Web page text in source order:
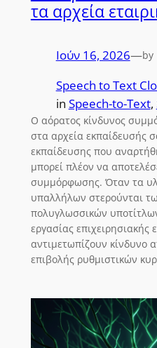
τα αρχεία
Ιούν 16, 2026—by
Speech to Text
in Speech-to-Text,
Ο αόρατος κίνδυνος
στα αρχεία εκπαίδευσής
εκπαίδευσης που
μπορεί πλέον να
συμμόρφωσης. Όταν τα
υπαλλήλων στερούνται
πολυγλωσσικών
εργασίας επιχειρησιακής
αντιμετωπίζουν κίνδυνο
επιβολής ρυθμιστικών